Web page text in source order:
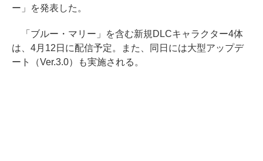
ー」を発表した。
「ブルー・マリー」を含む新規DLCキャラクター4体
は、4月12日に配信予定。また、同日には大型アップデ
ート（Ver.3.0）も実施される。